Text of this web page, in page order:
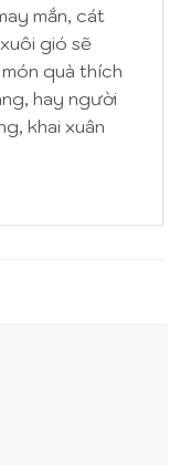
mắn, cát
gió sẽ
quà thích
hay người
khai xuân